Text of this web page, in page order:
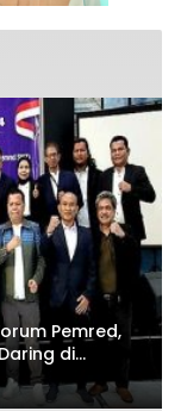
Pemred,
di